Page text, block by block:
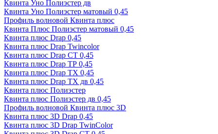
Квинта Уно Полиэстер дв
Квинта Уно Полиэстер матовый 0,45
Профиль волновой Квинта плюс
Квинта Плюс Полиэстер матовый 0,45
Квинта плюс Drap 0,45
Квинта плюс Drap Twincolor
Квинта плюс Drap СТ 0,45
Квинта плюс Drap ТР 0,45
Квинта плюс Drap ТХ 0,45
Квинта плюс Drap ТХ дв 0,45
Квинта плюс Полиэстер
Квинта плюс Полиэстер дв 0,45
Профиль волновой Квинта плюс 3D
Квинта плюс 3D Drap 0,45
Квинта плюс 3D Drap TwinColor